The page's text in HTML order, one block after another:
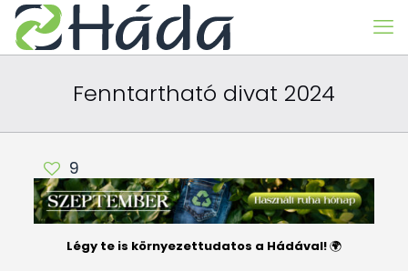
Fenntartható divat 2024
9
Légy te is környezettudatos a Hádával!🌍